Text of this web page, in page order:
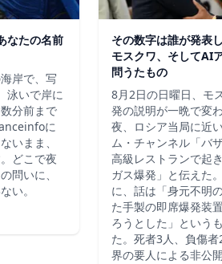
なたの名前
岸で、写
泳いで岸に
分前まで
に
いまま、
どこで夜
問いに、
い。
その数字は誰が発表
モスクワ、そしてAI
問うたもの
8月2日の日曜日、モ
発の説明が一晩で変
夜、ロシア当局に近
ム・チャンネル「バ
高級レストランで起
ガス爆発」と伝えた
に、話は「身元不明
た手製の即席爆発装
ろうとした」という
た。死者3人、負傷
界の要人による非公